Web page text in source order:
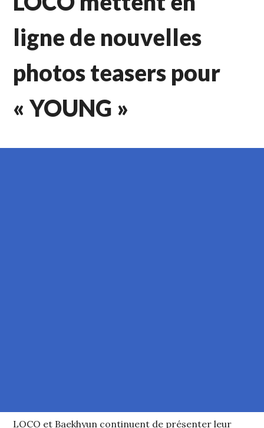
ligne de nouvelles
photos teasers pour
« YOUNG »
LOCO et Baekhyun continuent de présenter leur